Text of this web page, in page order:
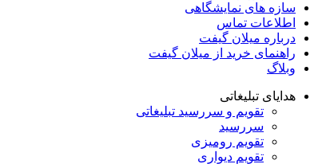
سازه های نمایشگاهی
اطلاعات تماس
درباره میلان گیفت
راهنمای خرید از میلان گیفت
وبلاگ
هدایای تبلیغاتی
تقویم و سررسید تبلیغاتی
سررسید
تقویم رومیزی
تقویم دیواری